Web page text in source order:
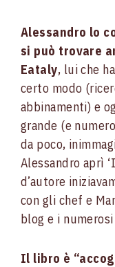
Alessandro lo
si può trovare
Eataly, lui che
certo modo
abbinamenti) e
grande (e
da poco,
Alessandro aprì
d’autore
con gli chef e
blog e i
Il libro è